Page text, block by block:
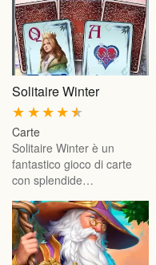
Solitaire Winter
★
★
★
★
★
Carte
Solitaire Winter è un
fantastico gioco di carte
con splendide…